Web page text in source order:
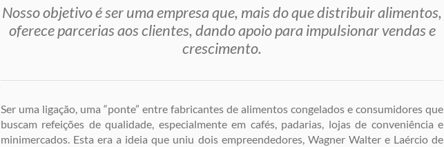
Nosso objetivo é ser uma empresa que, mais do que distribuir alimentos,
oferece parcerias aos clientes, dando apoio para impulsionar vendas e
crescimento.
Ser uma ligação, uma “ponte” entre fabricantes de alimentos congelados e consumidores que
buscam refeições de qualidade, especialmente em cafés, padarias, lojas de conveniência e
minimercados. Esta era a ideia que uniu dois empreendedores, Wagner Walter e Laércio de